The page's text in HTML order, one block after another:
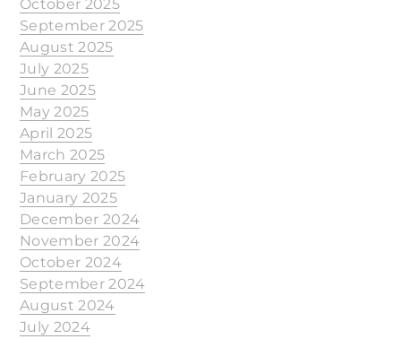
October 2025
September 2025
August 2025
July 2025
June 2025
May 2025
April 2025
March 2025
February 2025
January 2025
December 2024
November 2024
October 2024
September 2024
August 2024
July 2024